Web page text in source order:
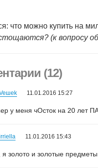
что можно купить на
(к вопросу
(12)
11.01.2016 15:27
у меня чОсток на 20 лет
11.01.2016 15:43
, я золото и золотые